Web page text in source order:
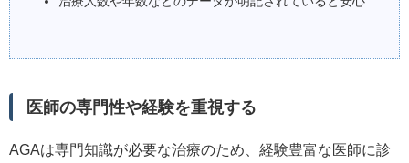
医師の専門性や経験を重視する
AGAは専門知識が必要な治療のため、経験豊富な医師に診